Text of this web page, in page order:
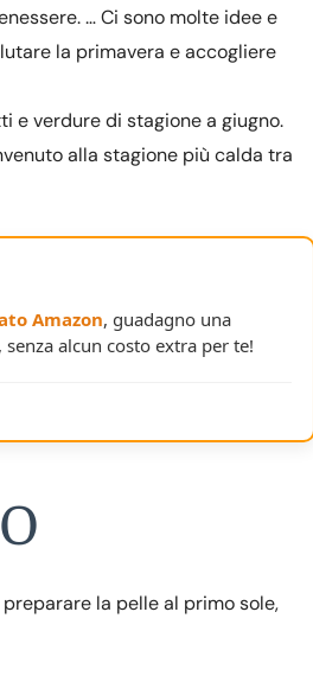
… Ci sono molte idee e
la primavera e accogliere
e verdure di stagione a giugno.
alla stagione più calda tra
Amazon, guadagno una
alcun costo extra per te!
la pelle al primo sole,